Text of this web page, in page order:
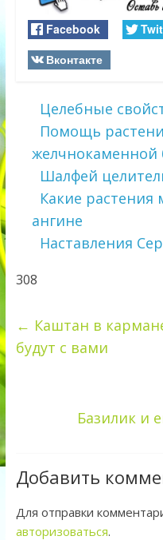
Facebook
Вконтакте
Целебные
Помощь
желчнокаменной
Шалфей
Какие
ангине
Наставления
308
← Каштан в
будут с вами
Базилик и
Добавить
Для отправки
авторизоваться.